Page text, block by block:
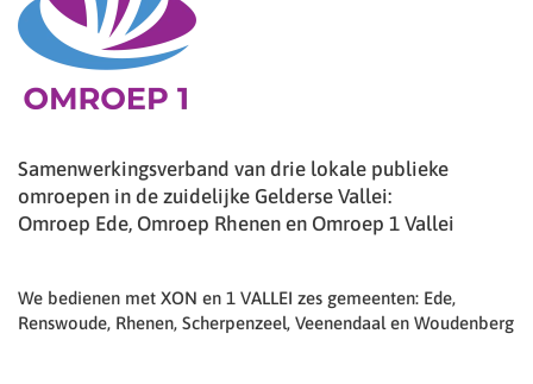
Samenwerkingsverband van drie lokale publieke
omroepen in de zuidelijke Gelderse Vallei:
Omroep Ede, Omroep Rhenen en Omroep 1 Vallei
We bedienen met XON en 1 VALLEI zes gemeenten: Ede,
Renswoude, Rhenen, Scherpenzeel, Veenendaal en Woudenberg